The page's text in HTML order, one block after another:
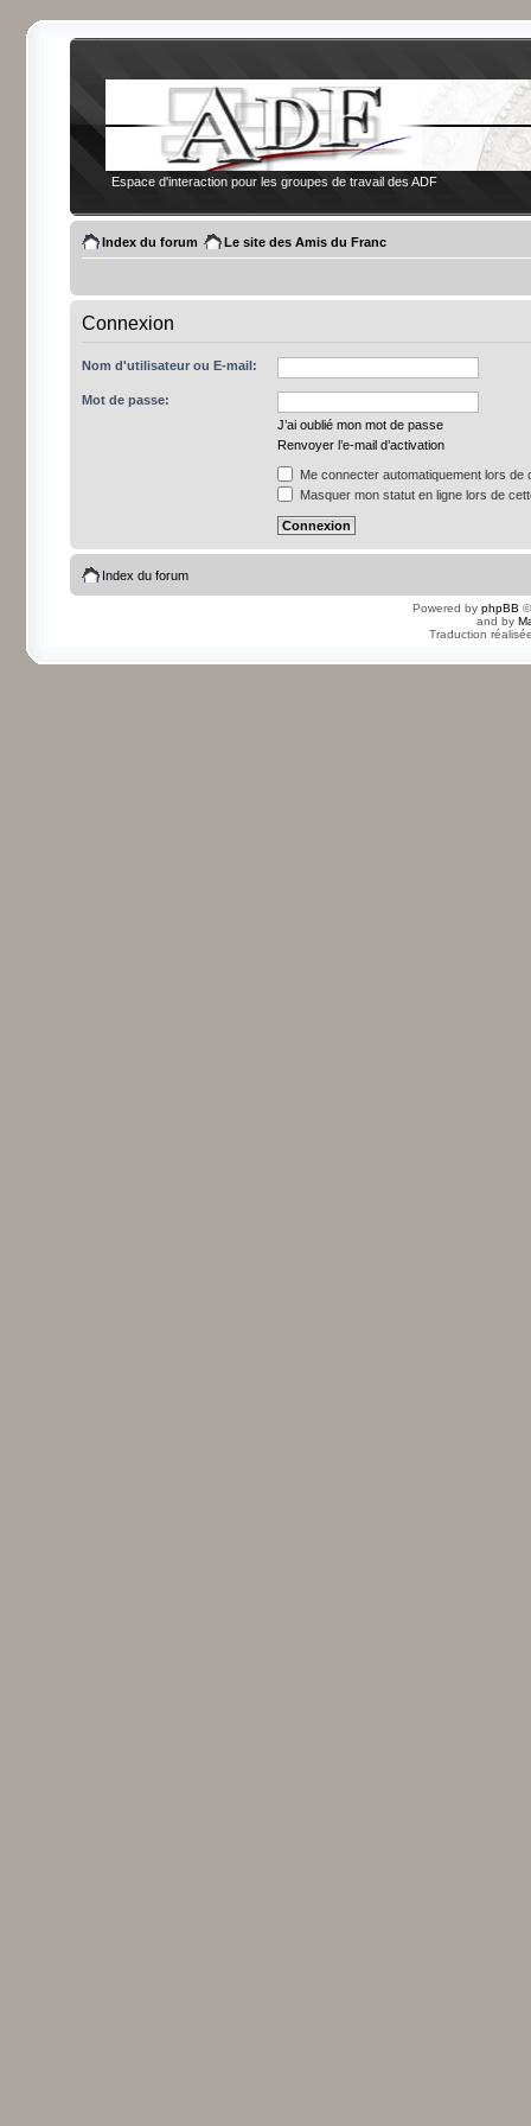
Espace d'interaction pour les groupes de travail des ADF
Index du forum Le site des Amis du Franc
Connexion
Nom d'utilisateur ou E-mail:
Mot de passe:
J’ai oublié mon mot de passe
Renvoyer l’e-mail d’activation
Me connecter automatiquement lors de
Masquer mon statut en ligne lors de
Index du forum
Powered by phpBB
and by
Traduction